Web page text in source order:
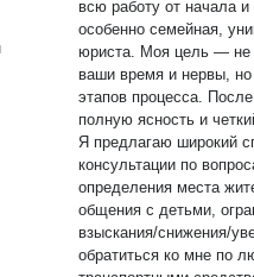
всю работу от начала и до конца
особенно семейная,
юриста. Моя цель — не
ваши время и нервы,
этапов процесса.
полную ясность и
Я предлагаю широкий
консультации по
определения места
общения с детьми,
взыскания/снижения/
обратиться ко мне по